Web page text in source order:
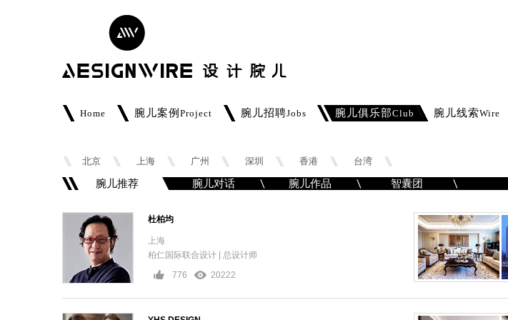
Home 腕儿案例 Project 腕儿招聘Jobs 腕儿俱乐部Club 腕儿线索Wire
北京 上海 广州 深圳 香港 台湾
腕儿推荐 腕儿对话 腕儿作品 智囊团
杜柏均
上海
柏仁国际联合设计 | 总设计师
776
20222